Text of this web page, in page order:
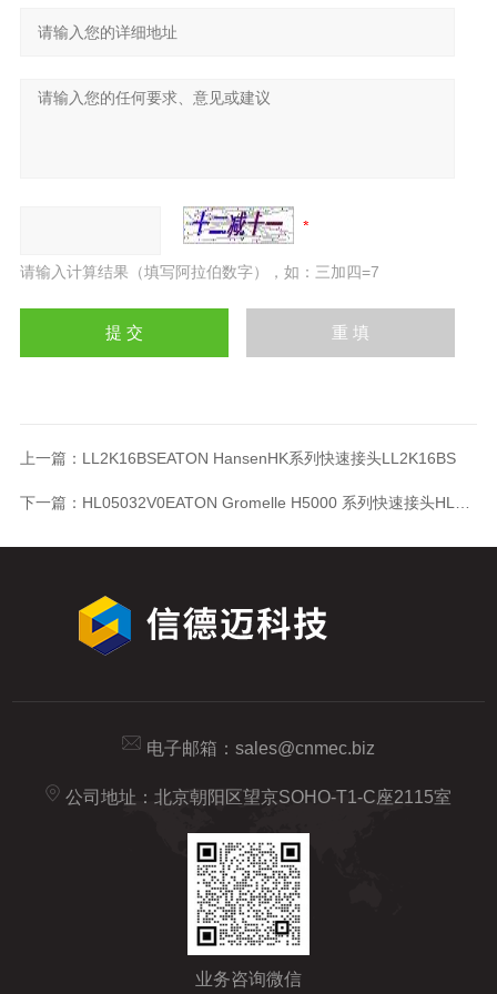
请输入计算结果（填写阿拉伯数字），如：三加四=7
上一篇： LL2K16BSEATON HansenHK系列快速接头LL2K16BS
下一篇： HL05032V0EATON Gromelle H5000 系列快速接头HL05032V0
电子邮箱： sales@cnmec.biz
公司地址：北京朝阳区望京SOHO-T1-C座2115室
业务咨询微信